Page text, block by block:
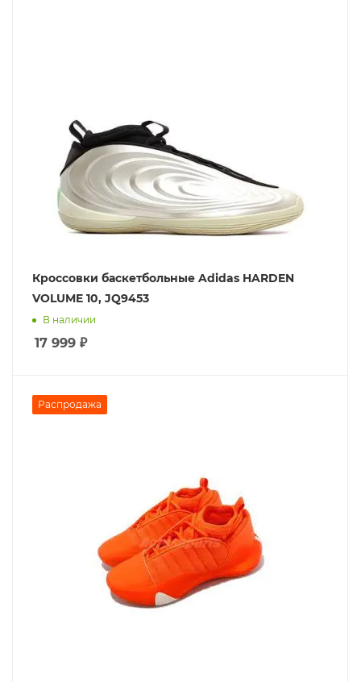
Кроссовки баскетбольные Adidas HARDEN
VOLUME 10, JQ9453
В наличии
17 999 ₽
Распродажа